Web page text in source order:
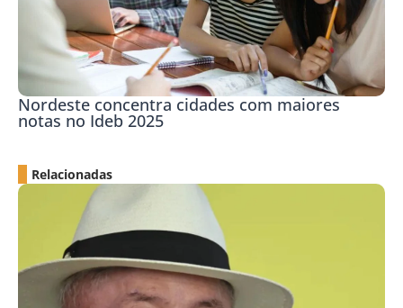
Nordeste concentra cidades com maiores
notas no Ideb 2025
Relacionadas